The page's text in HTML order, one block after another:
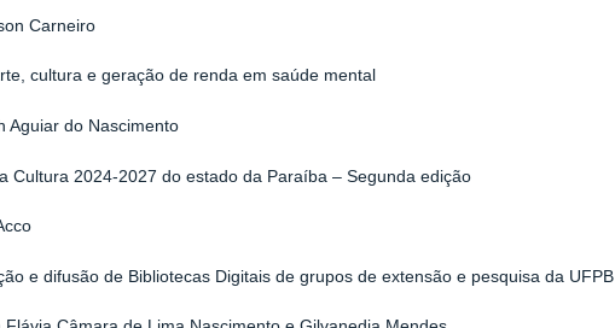
Carneiro
cultura e geração de renda em saúde mental
Aguiar do Nascimento
Cultura 2024-2027 do estado da Paraíba – Segunda edição
e difusão de Bibliotecas Digitais de grupos de extensão e pesquisa da UFPB